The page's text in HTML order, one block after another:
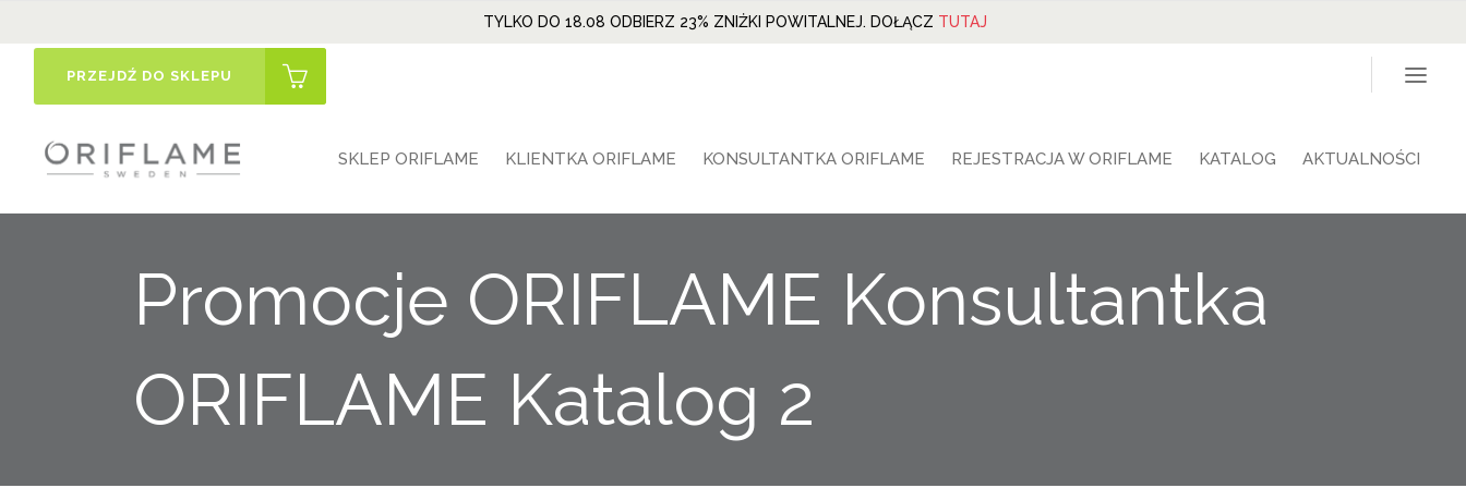
TYLKO DO 18.08 ODBIERZ 23% ZNIŻKI POWITALNEJ. DOŁĄCZ TUTAJ
PRZEJDŹ DO SKLEPU
SKLEP ORIFLAME KLIENTKA ORIFLAME KONSULTANTKA ORIFLAME REJESTRACJA W ORIFLAME KATALOG AKTUALNOŚCI
Promocje ORIFLAME Konsultantka
ORIFLAME Katalog 2